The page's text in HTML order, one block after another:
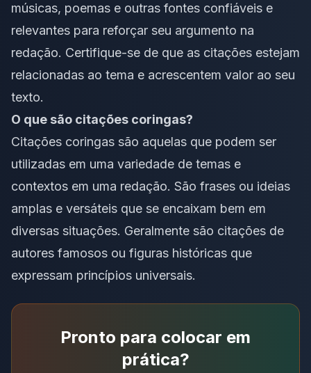
músicas, poemas e outras fontes confiáveis e
relevantes para reforçar seu argumento na
redação. Certifique-se de que as citações estejam
relacionadas ao tema e acrescentem valor ao seu
texto.
O que são citações coringas?
Citações coringas são aquelas que podem ser
utilizadas em uma variedade de temas e
contextos em uma redação. São frases ou ideias
amplas e versáteis que se encaixam bem em
diversas situações. Geralmente são citações de
autores famosos ou figuras históricas que
expressam princípios universais.
Pronto para colocar em
prática?